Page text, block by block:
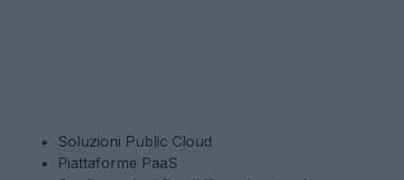
Soluzioni Public Cloud
Piattaforme PaaS